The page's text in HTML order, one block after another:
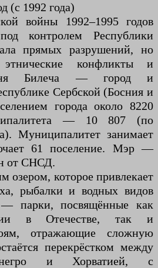
(с 1992 года)
войны 1992–1995 годов
контролем Республики
прямых разрушений, но
конфликты и
Билеча — город и
Сербской (Босния и
города около 8220
— 10 807 (по
Муниципалитет занимает
61 поселение. Мэр —
от СНСД.
озером, которое привлекает
рыбалки и водных видов
парки, посвящённые как
в Отечестве, так и
отражающие сложную
перекрёстком между
и Хорватией, с